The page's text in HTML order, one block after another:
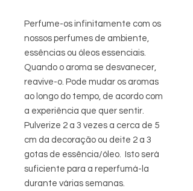
Perfume-os infinitamente com os
nossos perfumes de ambiente,
essências ou óleos essenciais.
Quando o aroma se desvanecer,
reavive-o. Pode mudar os aromas
ao longo do tempo, de acordo com
a experiência que quer sentir.
Pulverize 2 a 3 vezes a cerca de 5
cm da decoração ou deite 2 a 3
gotas de essência/óleo. Isto será
suficiente para a reperfumá-la
durante várias semanas.